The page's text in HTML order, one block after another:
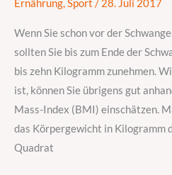
Ernährung,Sport /28. Juli 2017
Wenn Sie schon vor der
sollten Sie bis zum Ende der
bis zehn Kilogramm zunehmen.
ist, können Sie übrigens gut
Mass-Index (BMI) einschätzen.
das Körpergewicht in Kilogramm
Quadrat
Schwangerschaft